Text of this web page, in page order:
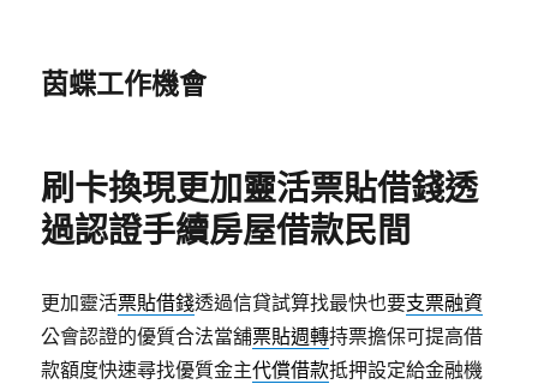
茵蝶工作機會
刷卡換現更加靈活票貼借錢透
過認證手續房屋借款民間
更加靈活票貼借錢透過信貸試算找最快也要支票融資
公會認證的優質合法當舖票貼週轉持票擔保可提高借
款額度快速尋找優質金主代償借款抵押設定給金融機